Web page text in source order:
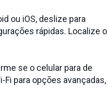
ou iOS, deslize para
rápidas. Localize o
se o celular para de
para opções avançadas,